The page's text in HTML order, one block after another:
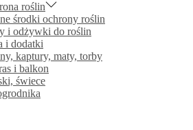
roślin
środki ochrony roślin
i odżywki do roślin
i dodatki
kaptury, maty, torby
i balkon
świece